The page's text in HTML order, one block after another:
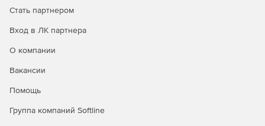
Стать партнером
Вход в ЛК партнера
О компании
Вакансии
Помощь
Группа компаний Softline